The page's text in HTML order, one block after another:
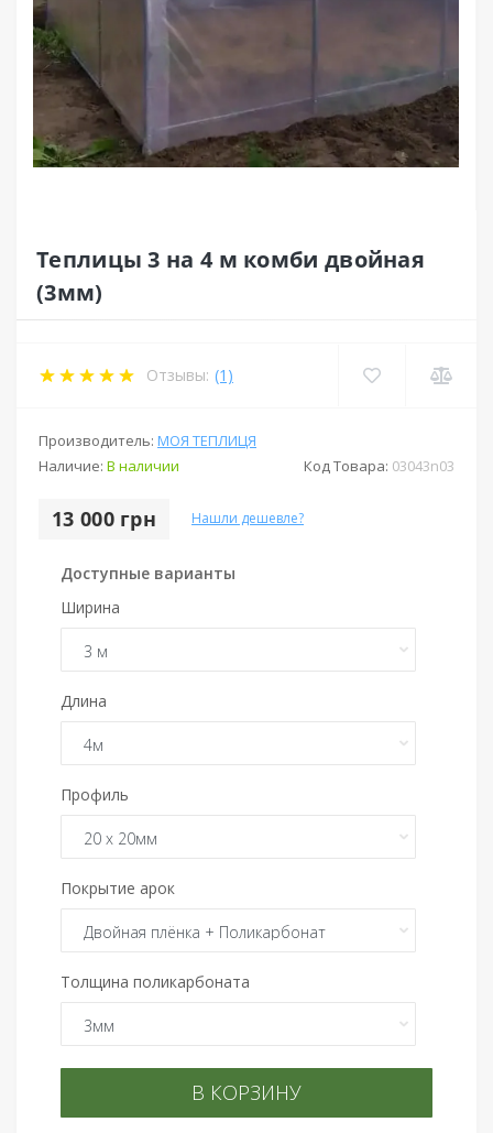
Теплицы 3 на 4 м комби двойная
(3мм)
Отзывы: (1)
Производитель: МОЯ ТЕПЛИЦЯ
Код Товара: 03043n03
Наличие: В наличии
13 000 грн Нашли дешевле?
Доступные варианты
Ширина
Длина
Профиль
Покрытие арок
Толщина поликарбоната
В КОРЗИНУ